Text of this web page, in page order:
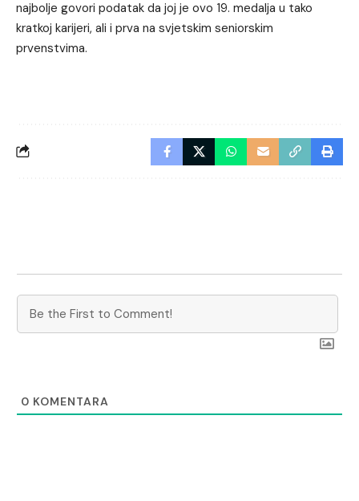
najbolje govori podatak da joj je ovo 19. medalja u tako
kratkoj karijeri, ali i prva na svjetskim seniorskim
prvenstvima.
0 KOMENTARA